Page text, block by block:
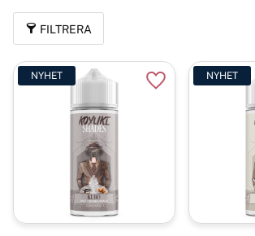
FILTRERA
NYHET
Lägg till i
NYHET